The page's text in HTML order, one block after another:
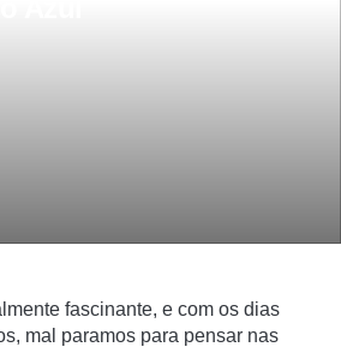
fascinante, e com os dias
mal paramos para pensar nas